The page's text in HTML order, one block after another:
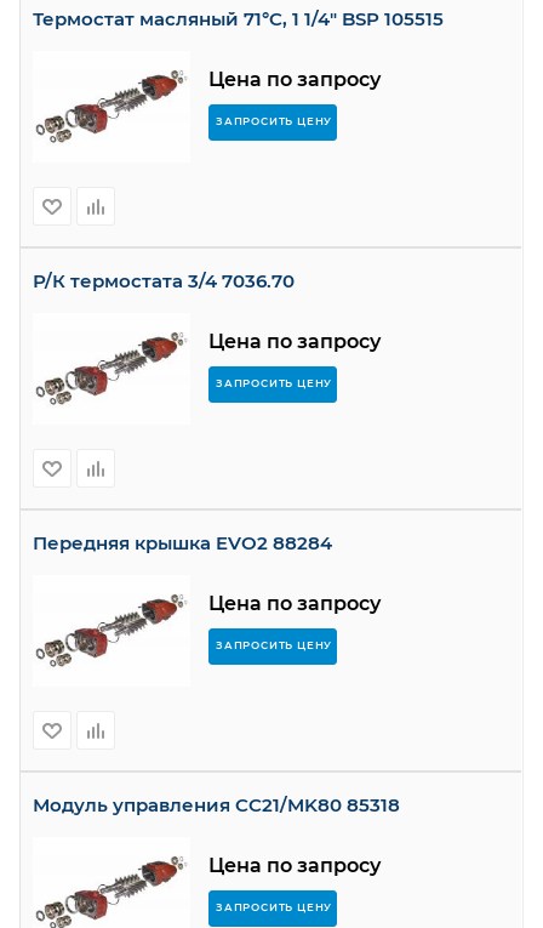
Термостат масляный 71°C, 1 1/4" BSP 105515
Цена по запросу
ЗАПРОСИТЬ ЦЕНУ
Р/К термостата 3/4 7036.70
Цена по запросу
ЗАПРОСИТЬ ЦЕНУ
Передняя крышка EVO2 88284
Цена по запросу
ЗАПРОСИТЬ ЦЕНУ
Модуль управления CC21/MK80 85318
Цена по запросу
ЗАПРОСИТЬ ЦЕНУ